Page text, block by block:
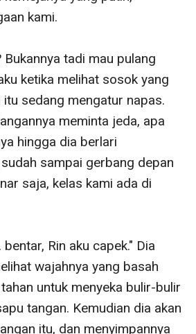
kami.
Bukannya tadi mau pulang
ketika melihat sosok yang
sedang mengatur napas.
meminta jeda, apa
hingga dia berlari
sampai gerbang depan
saja, kelas kami ada di
bentar, Rin aku capek." Dia
wajahnya yang basah
untuk menyeka bulir-bulir
tangan. Kemudian dia akan
itu, dan menyimpannya